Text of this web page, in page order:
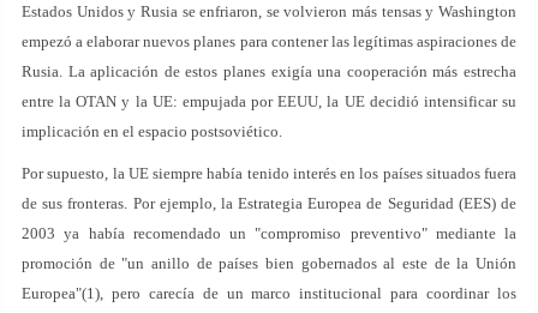
Estados Unidos y Rusia se enfriaron, se volvieron más tensas y Washington
empezó a elaborar nuevos planes para contener las legítimas aspiraciones de
Rusia. La aplicación de estos planes exigía una cooperación más estrecha
entre la OTAN y la UE: empujada por EEUU, la UE decidió intensificar su
implicación en el espacio postsoviético.
Por supuesto, la UE siempre había tenido interés en los países situados fuera
de sus fronteras. Por ejemplo, la Estrategia Europea de Seguridad (EES) de
2003 ya había recomendado un "compromiso preventivo" mediante la
promoción de "un anillo de países bien gobernados al este de la Unión
Europea"(1), pero carecía de un marco institucional para coordinar los